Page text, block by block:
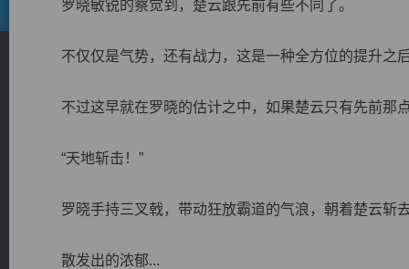
罗晓敏锐的察觉到，楚云跟先前有些不同了。
不仅仅是气势，还有战力，这是一种全方位的提升之
不过这早就在罗晓的估计之中，如果楚云只有先前那
“天地斩击！”
罗晓手持三叉戟，带动狂放霸道的气浪，朝着楚云斩
散发出的浓郁...